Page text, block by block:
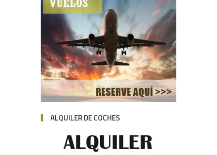
ALQUILER DE COCHES